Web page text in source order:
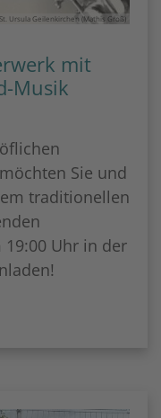
Ursula Geilenkirchen (Mathis Groß)
mit
Musik
Sie und
traditionellen
19:00 Uhr in der